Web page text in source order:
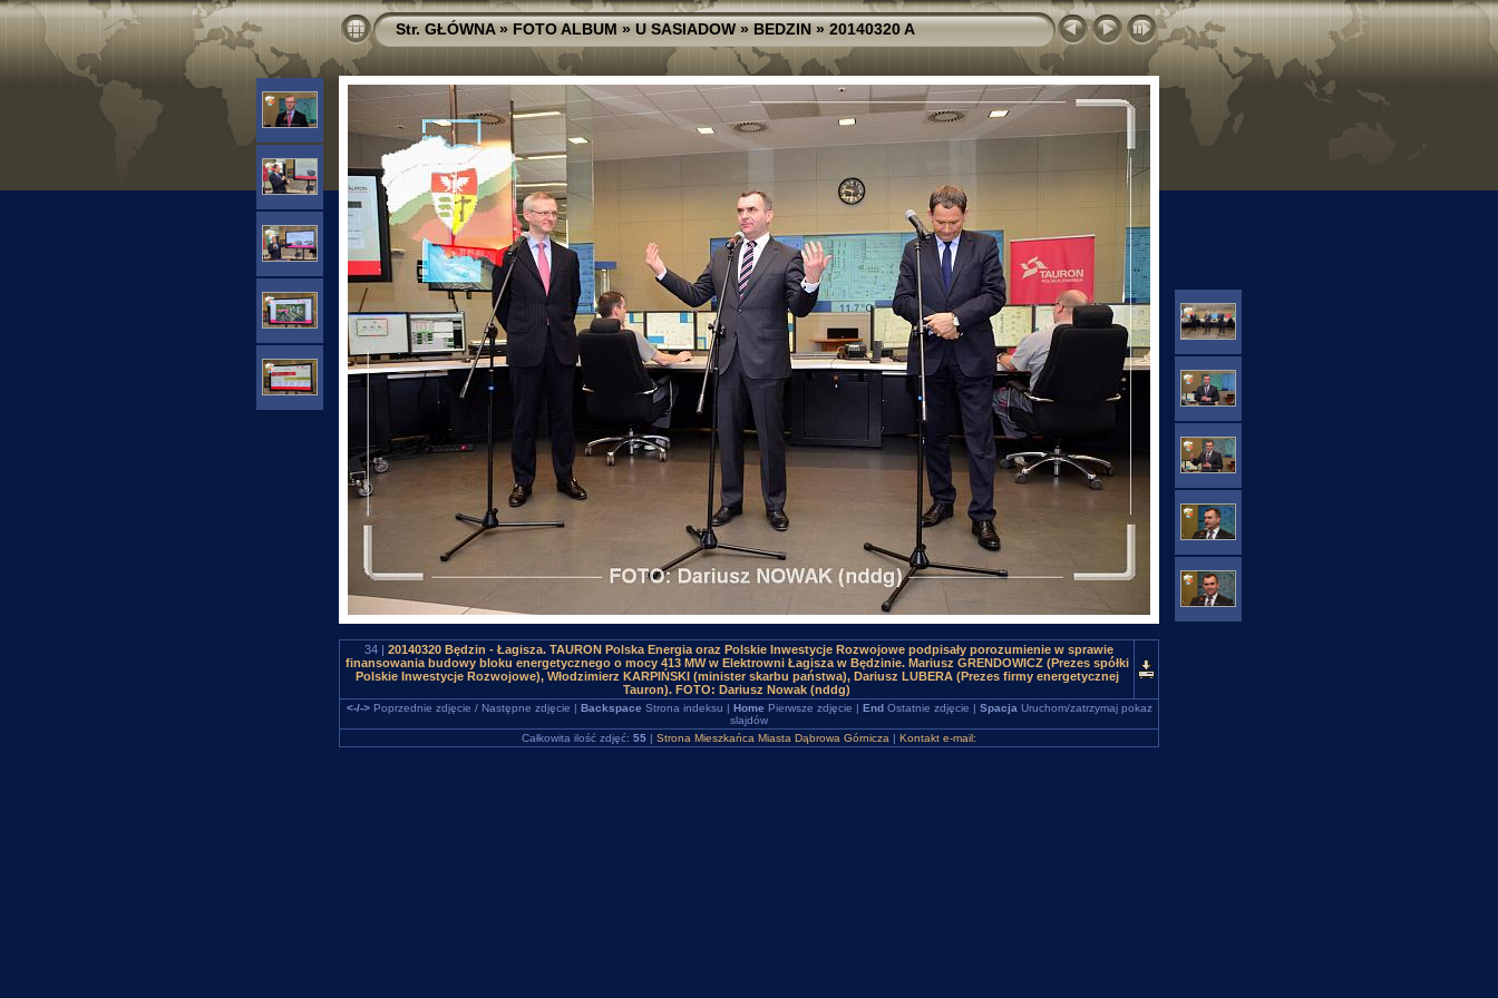
Str. GŁÓWNA»FOTO ALBUM»U SASIADOW»BEDZIN»20140320 A
34 | 20140320 Będzin - Łagisza. TAURON Polska Energia oraz Polskie Inwestycje Rozwojowe podpisały porozumienie w sprawie
finansowania budowy bloku energetycznego o mocy 413 MW w Elektrowni Łagisza w Będzinie. Mariusz GRENDOWICZ (Prezes spółki
Polskie Inwestycje Rozwojowe), Włodzimierz KARPIŃSKI (minister skarbu państwa), Dariusz LUBERA (Prezes firmy energetycznej
Tauron). FOTO: Dariusz Nowak (nddg)
<-/->Poprzednie zdjęcie / Następne zdjęcie | Backspace Strona indeksu | Home Pierwsze zdjęcie | EndOstatnie zdjęcie | Spacja Uruchom/zatrzymaj pokaz
slajdów
Całkowita ilość zdjęć: 55 | Strona Mieszkańca Miasta Dąbrowa Górnicza | Kontakt e-mail: